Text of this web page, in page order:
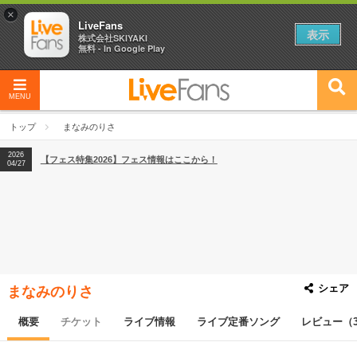
MENU
トップ まなみのりさ
2026
04/27
【フェス特集2026】フェス情報はここから！
07/28
【ライブ動員ランキング】2026年上半期編発表！
2026
【フェス特集2026】フェス情報はここから！
2026
07/28
【ライブ動員ランキング】2026年上半期編発表！
まなみのりさ シェア
概要 チケット ライブ情報 ライブ定番ソング レビュー（
×
LiveFans
株式会社SKIYAKI
無料 - In Google Play
表示